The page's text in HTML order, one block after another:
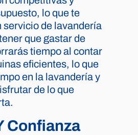
lo que te
servicio de lavandería
que gastar de
tiempo al contar
eficientes, lo que
en la lavandería y
de lo que
Confianza